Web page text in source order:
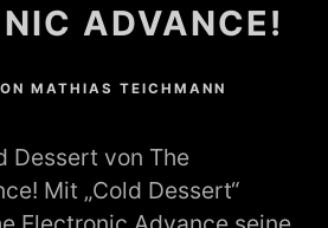
ADVANCE!
MATHIAS TEICHMANN
Dessert von The
Mit „Cold Dessert“